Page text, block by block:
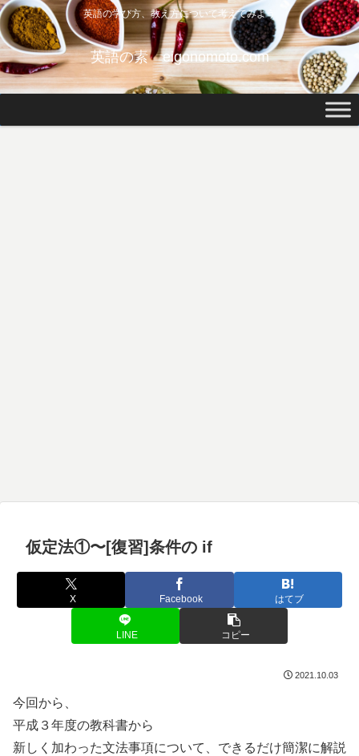
英語の学び方、教え方について考えてみよう
英語の素 eigonomoto.com
仮定法①〜[復習]条件の if
X Facebook はてブ
LINE コピー
2021.10.03
今回から、
平成３年度の教科書から
新しく加わった文法事項について、できるだけ簡潔に解説